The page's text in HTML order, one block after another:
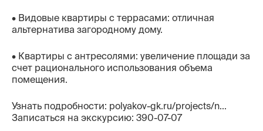
• Видовые квартиры с террасами: отличная
альтернатива загородному дому.
• Квартиры с антресолями: увеличение площади за
счет рационального использования объема
помещения.
Узнать подробности: polyakov-gk.ru/projects/n...
Записаться на экскурсию: 390-07-07